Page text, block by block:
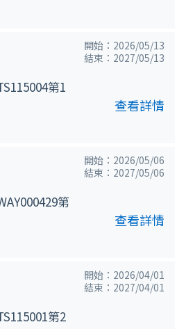
開始：2026/05/13
結束：2027/05/13
第1
查看詳情
開始：2026/05/06
結束：2027/05/06
第
查看詳情
開始：2026/04/01
結束：2027/04/01
第2